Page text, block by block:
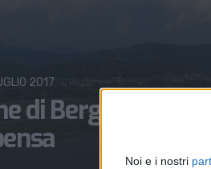
Noi e i nostri
di Bergamo
2017